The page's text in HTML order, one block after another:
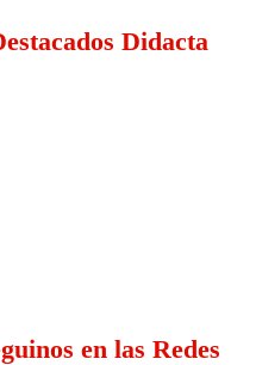
Didacta
en las Redes